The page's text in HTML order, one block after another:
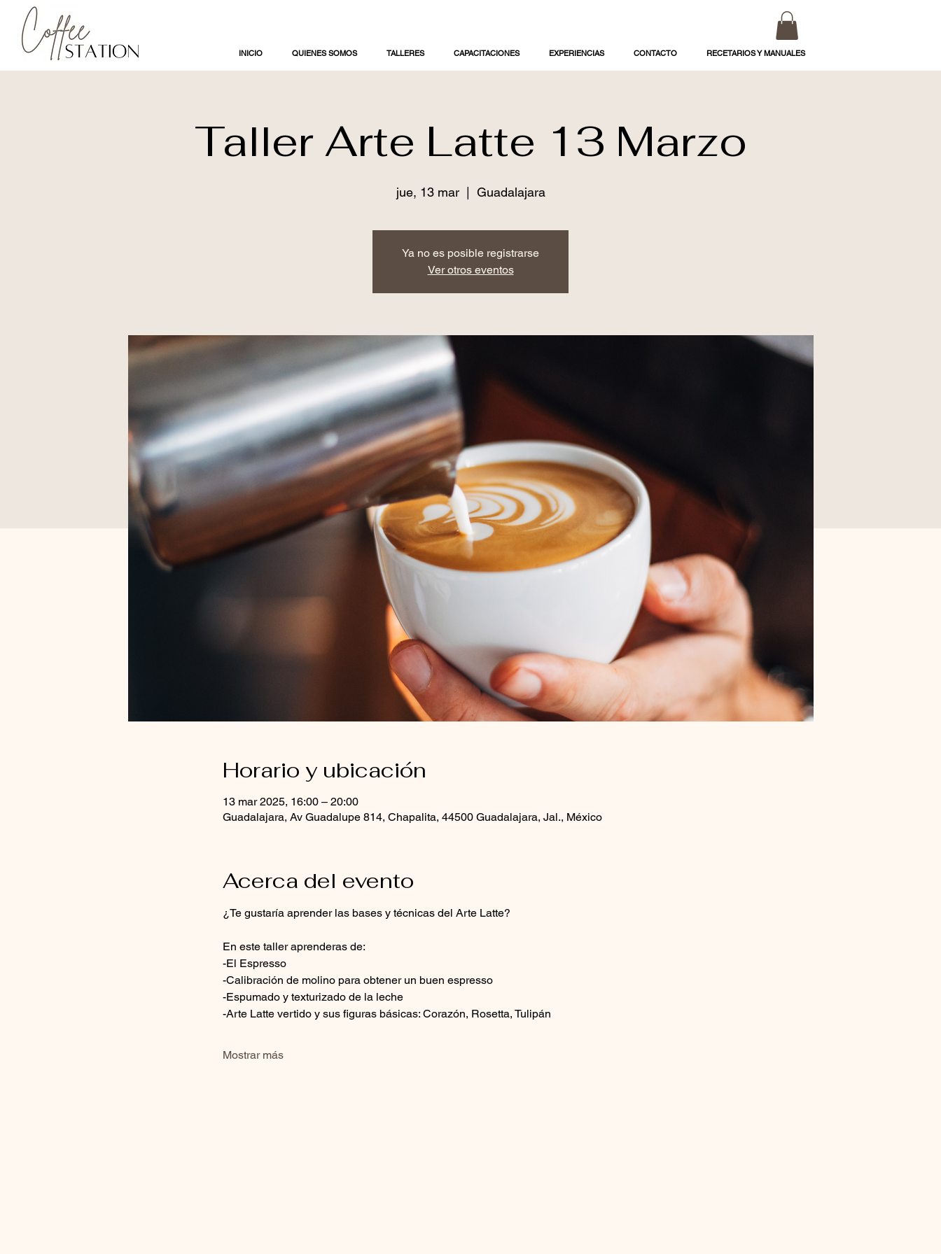
INICIO QUIENES SOMOS TALLERES CAPACITACIONES EXPERIENCIAS CONTACTO RECETARIOS Y MANUALES
Taller Arte Latte 13 Marzo
jue, 13 mar
  |
Guadalajara
Ya no es posible registrarse
Ver otros eventos
Horario y ubicación
13 mar 2025, 16:00 – 20:00
Guadalajara, Av Guadalupe 814, Chapalita, 44500 Guadalajara, Jal., México
Acerca del evento
¿Te gustaría aprender las bases y técnicas del Arte Latte?
En este taller aprenderas de:
-El Espresso
-Calibración de molino para obtener un buen espresso
-Espumado y texturizado de la leche
-Arte Latte vertido y sus figuras básicas: Corazón, Rosetta, Tulipán
Mostrar más